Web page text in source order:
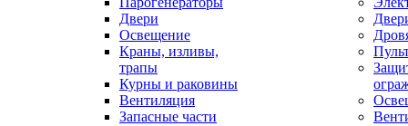
Двери
Освещение
Краны, изливы,
трапы
Курны и раковины
Вентиляция
Запасные части